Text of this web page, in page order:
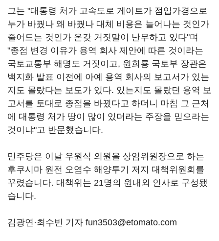
그는 "대통령 처가 고속도로 게이트가 점입가경으로
누가 바꿨나 왜 바꿨나 대체 비용은 늘어나는 것인가
줄어드는 것인가 온갖 거짓말이 난무하고 있다"며
"종점 변경 이유가 용역 회사 제안에 따른 것이라는
국토교통부 해명도 거짓이고, 원희룡 국토부 장관은
백지화 발표 이전에 아예 용역 회사의 보고서가 있는
지도 몰랐다는 보도가 있다. 있는지도 몰랐던 용역 보
고서를 토대로 종점을 바꿨다고 하더니 마침 그 근처
에 대통령 처가 땅이 많이 있더라는 주장을 믿으라는
것이냐"고 반문했습니다.
민주당은 이날 우원식 의원을 상임위원장으로 하는
후쿠시마 원전 오염수 해양투기 저지 대책위원회를
꾸렸습니다. 대책위는 21명의 원내외 인사로 구성됐
습니다.
김광연·최수빈 기자 fun3503@etomato.com